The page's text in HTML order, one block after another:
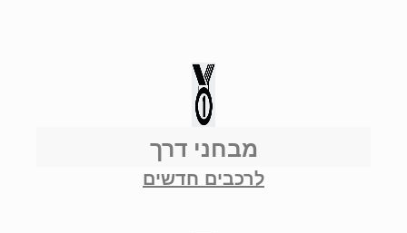
מבחני דרך
לרכבים חדשים